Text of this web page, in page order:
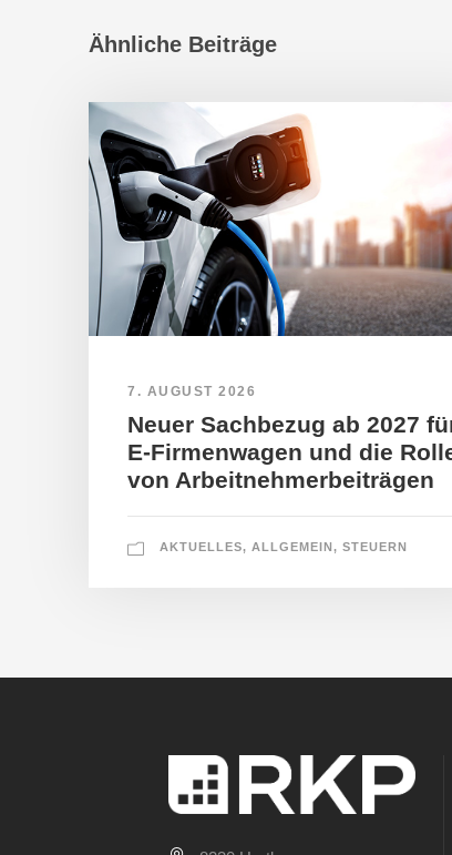
Ähnliche Beiträge
7. AUGUST 2026
Neuer Sachbezug ab 2027
E-Firmenwagen und die
von Arbeitnehmerbeiträgen
AKTUELLES, ALLGEMEIN, STEUERN